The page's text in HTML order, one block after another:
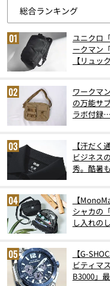
ユニクロ
ークマン
【リュッ
ワークマ
の万能サ
ラボ付録
【汗だく
ビジネス
秀。酷暑
【
シャカの
し入れの
【G-
ビティマ
B3000」